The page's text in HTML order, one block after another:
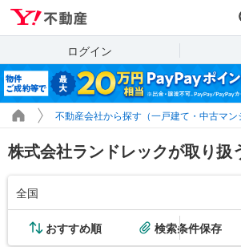
ログイン
不動産会社から探す（一戸建て・中古マ
株式会社ランドレックが取り扱
全国
おすすめ順 検索条件保存